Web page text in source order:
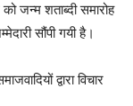
जन्म शताब्दी समारोह
सौंपी गयी है।
द्वारा विचार